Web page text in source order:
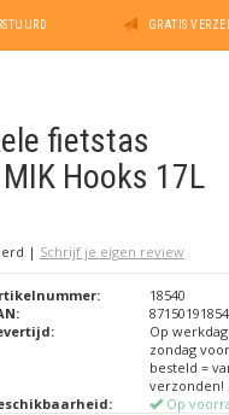
GRATIS
fietstas
Hooks 17L
| Schrijf je eigen review
18540
Op
zondag
besteld =
verzonden!
Op